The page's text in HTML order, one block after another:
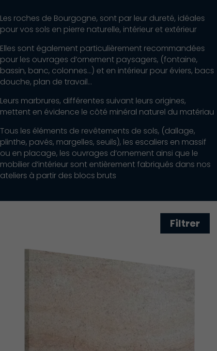
Les roches de Bourgogne, sont par leur dureté, idéales
pour vos sols en pierre naturelle, intérieur et extérieur
Elles sont également particulièrement recommandées
pour les ouvrages d’ornement paysagers, (fontaine,
bassin, banc, colonnes…) et en intérieur pour éviers, bacs
douche, plan de travail…
Leurs marbrures, différentes suivant leurs origines,
mettent en évidence le côté minéral naturel du matériau
Tous les éléments de revêtements de sols, (dallage,
plinthe, pavés, margelles, seuils), les escaliers en massif
ou en placage, les ouvrages d’ornement ainsi que le
mobilier d’intérieur sont entièrement fabriqués dans nos
ateliers à partir des blocs bruts
Filtrer